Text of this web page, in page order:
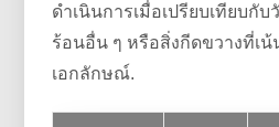
ดำเนินการเมื่อเปรียบเทียบกั
ร้อนอื่น ๆ หรือสิ่งกีดขวางที่เน้
เอกลักษณ์.